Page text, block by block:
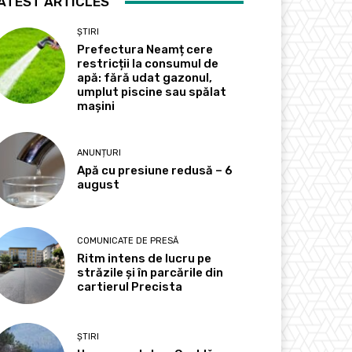
ȘTIRI
Prefectura Neamț cere
restricții la consumul de
apă: fără udat gazonul,
umplut piscine sau spălat
mașini
ANUNȚURI
Apă cu presiune redusă – 6
august
COMUNICATE DE PRESĂ
Ritm intens de lucru pe
străzile și în parcările din
cartierul Precista
ȘTIRI